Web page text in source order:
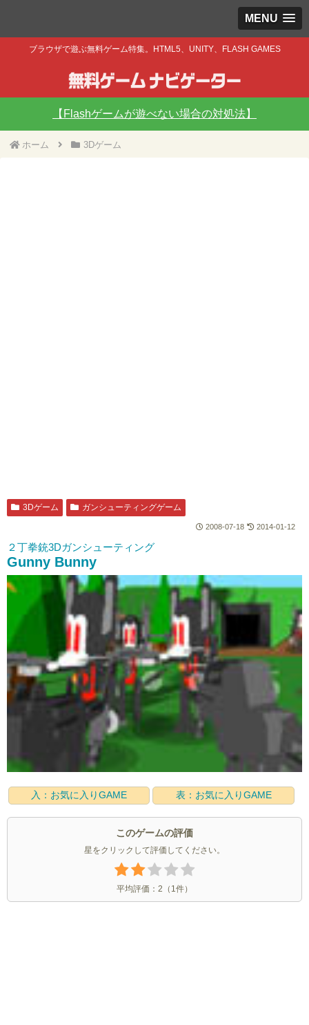
MENU
ブラウザで遊ぶ無料ゲーム特集。HTML5、UNITY、FLASH GAMES
【Flashゲームが遊べない場合の対処法】
ホーム 3Dゲーム
3Dゲーム ガンシューティングゲーム
2008-07-18 2014-01-12
２丁拳銃3Dガンシューティング
Gunny Bunny
入：お気に入りGAME 表：お気に入りGAME
このゲームの評価
星をクリックして評価してください。
平均評価： 2 （ 1件）